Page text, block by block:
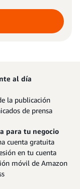
al día
la publicación
de prensa
para tu negocio
cuenta gratuita
en tu cuenta
móvil de Amazon